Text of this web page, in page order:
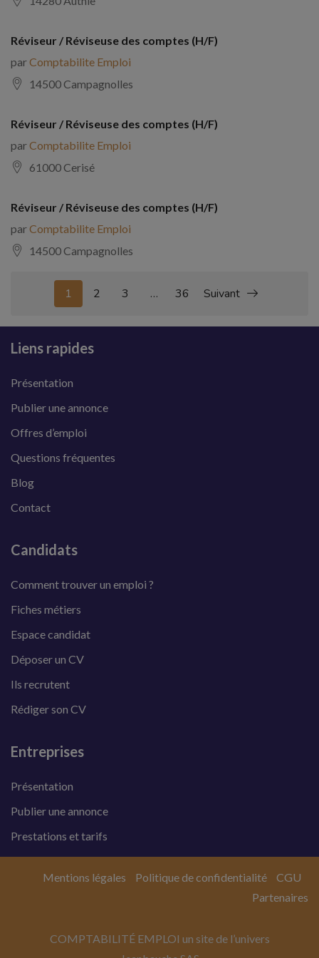
Réviseur / Réviseuse des comptes (H/F)
parComptabilite Emploi
14500 Campagnolles
Réviseur / Réviseuse des comptes (H/F)
parComptabilite Emploi
61000 Cerisé
Réviseur / Réviseuse des comptes (H/F)
parComptabilite Emploi
14500 Campagnolles
1 2 3 … 36 Suivant
Liens rapides
Présentation
Publier une annonce
Offres d’emploi
Questions fréquentes
Blog
Contact
Candidats
Comment trouver un emploi ?
Fiches métiers
Espace candidat
Déposer un CV
Ils recrutent
Rédiger son CV
Entreprises
Présentation
Publier une annonce
Prestations et tarifs
COMPTABILITÉ EMPLOI un site de l’univers
Mentions légales Politique de confidentialité
CGU
Partenaires